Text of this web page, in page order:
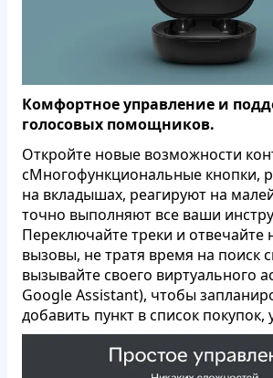
Комфортное управление и
голосовых помощников.
Откройте новые возможности
сМногофункциональные кнопки,
на вкладышах, реагируют на
точно выполняют все ваши
Переключайте треки и отвечайте
вызовы, не тратя время на поиск
вызывайте своего виртуального
Google Assistant), чтобы
добавить пункт в список покупок,